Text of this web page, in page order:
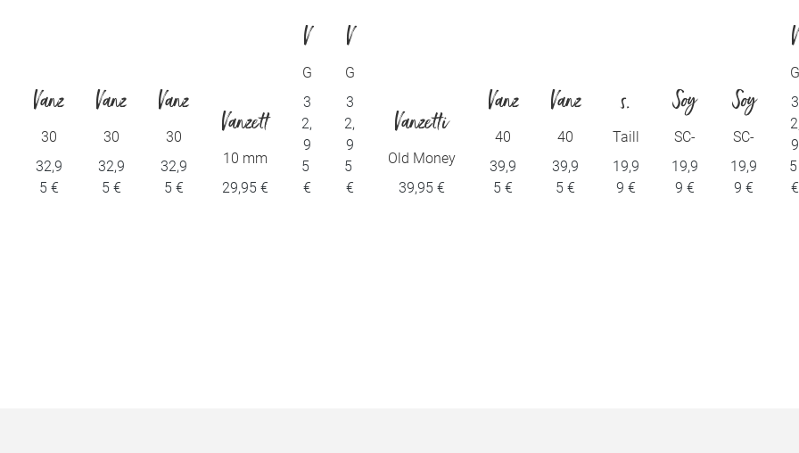
Vanz
etti
30
mm
Gürt
el
32,9
5 €
Vanz
etti
30
mm
Gürt
el
32,9
5 €
Vanz
etti
30
mm
Gürt
el
32,9
5 €
Vanzett
i
10 mm
Ketteng
ürtel
29,95 €
V
a
n
ze
tt
G
ür
te
l
3
2,
9
5
€
V
a
n
ze
tt
G
ür
te
l
3
2,
9
5
€
Vanzetti
Old Money
- 30 mm
Gürtel
39,95 €
Vanz
etti
40
mm
Gürt
el
39,9
5 €
Vanz
etti
40
mm
Gürt
el
39,9
5 €
s.
Oliv
er
Taill
eng
ürtel
19,9
9 €
Soy
acon
cept
SC-
SEY
MA
1
19,9
9 €
Soy
acon
cept
SC-
SEY
MA
1
19,9
9 €
V
a
n
ze
tt
G
ür
te
l
3
9
5
€